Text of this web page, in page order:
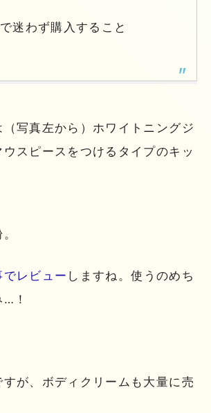
迷わず購入すること
写真左から）ホワイトニングジ
スピースをつけるタイプのキッ
でレビュー しますね。使うのめち
！
が、ボディクリームも大量に売